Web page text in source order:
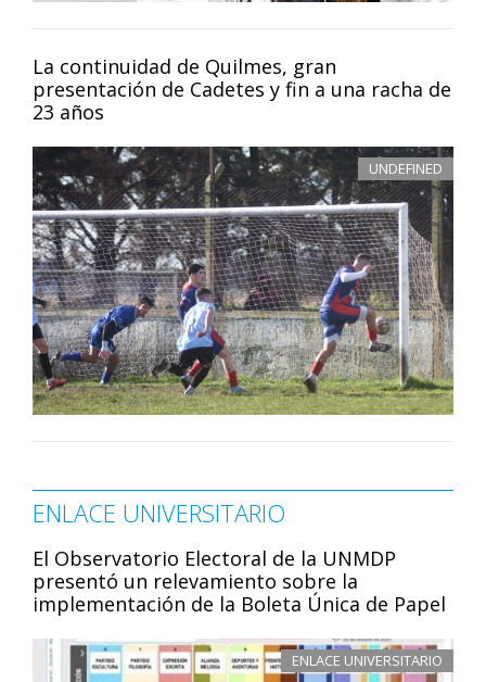
La continuidad de Quilmes, gran
presentación de Cadetes y fin a una racha de
23 años
UNDEFINED
ENLACE UNIVERSITARIO
El Observatorio Electoral de la UNMDP
presentó un relevamiento sobre la
implementación de la Boleta Única de Papel
ENLACE UNIVERSITARIO